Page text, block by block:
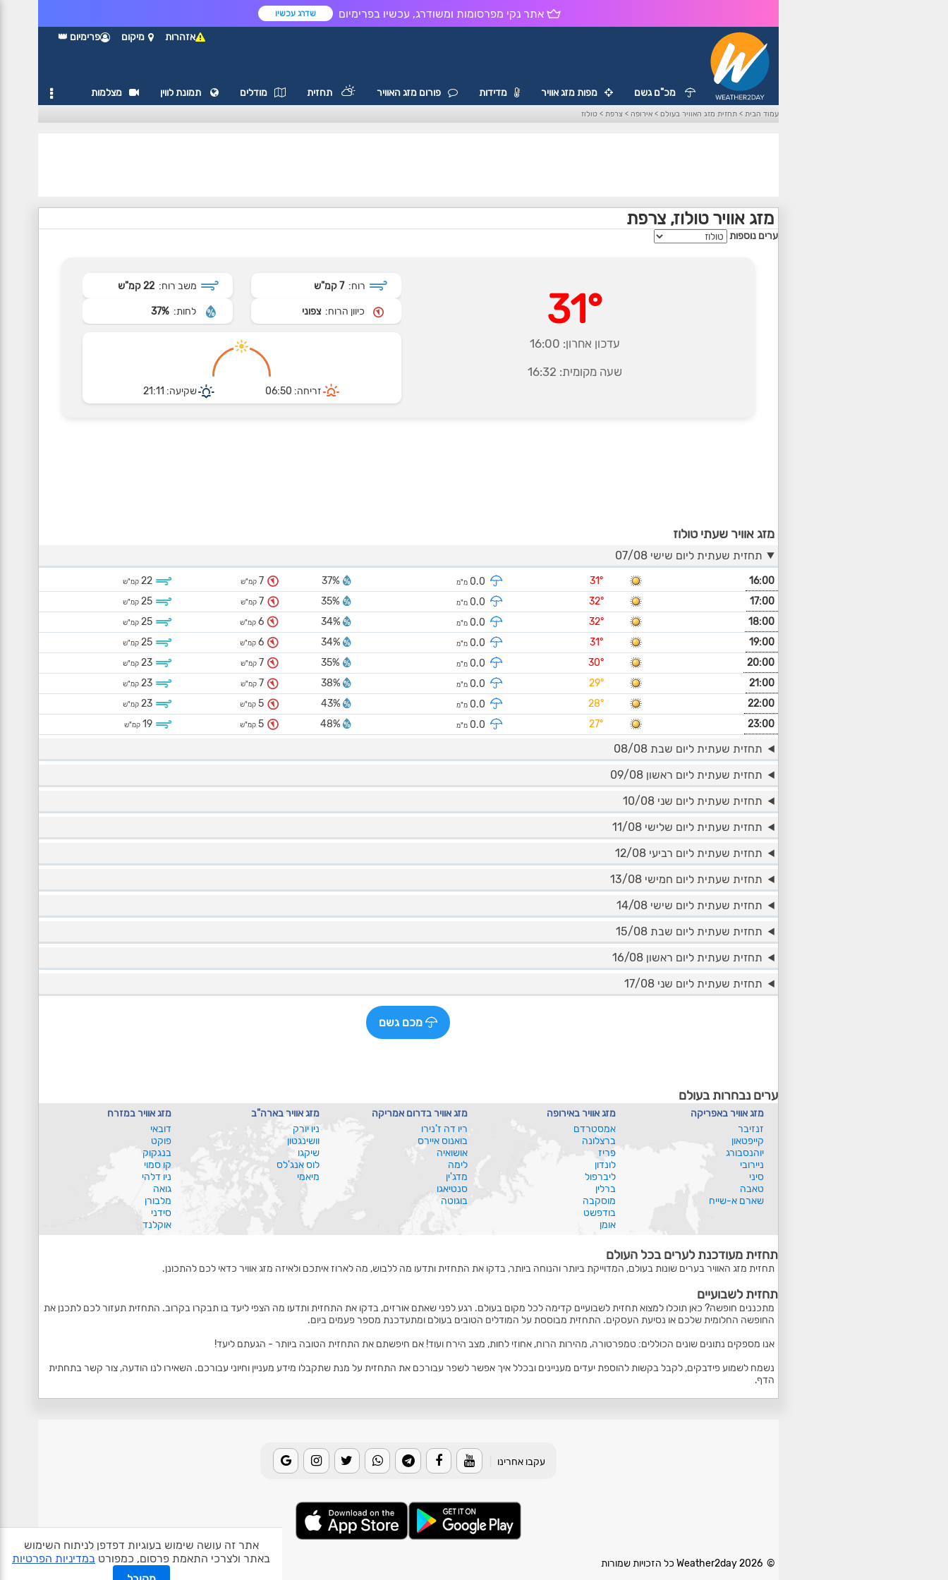
אתר זה עושה שימוש בעוגיות דפדפן לניתוח השימוש
באתר ולצרכי התאמת פרסום, כמפורט במדיניות הפרטיות
אתר נקי מפרסומות ומשודרג, עכשיו בפרימיום שדרג עכשיו
אזהרות מיקום פרימיום 👑
מכ"ם גשם מפות מזג אוויר מדידות פורום מזג האוויר תחזית מודלים תמונת לווין מצלמות
עמוד הבית >תחזית מזג האוויר בעולם >אירופה >צרפת >טולוז
מזג אוויר טולוז, צרפת
ערים נוספות
31°
עדכון אחרון: 16:00
שעה מקומית: 16:32
רוח: 7 קמ"ש משב רוח: 22 קמ"ש
כיוון הרוח: צפוני לחות: 37%
זריחה: 06:50 שקיעה: 21:11
מזג אוויר שעתי טולוז
תחזית שעתית ליום שישי 07/08
16:00
31° מ"מ 37%
7 קמ"ש 22 קמ"ש
17:00
32° מ"מ 35%
7 קמ"ש 25 קמ"ש
18:00
32° מ"מ 34%
6 קמ"ש 25 קמ"ש
19:00
31° מ"מ 34%
6 קמ"ש 25 קמ"ש
20:00
30° מ"מ 35%
7 קמ"ש 23 קמ"ש
21:00
29° מ"מ 38%
7 קמ"ש 23 קמ"ש
22:00
28° מ"מ 43%
5 קמ"ש 23 קמ"ש
23:00
27° מ"מ 48%
5 קמ"ש 19 קמ"ש
תחזית שעתית ליום שבת 08/08
תחזית שעתית ליום ראשון 09/08
תחזית שעתית ליום שני 10/08
תחזית שעתית ליום שלישי 11/08
תחזית שעתית ליום רביעי 12/08
תחזית שעתית ליום חמישי 13/08
תחזית שעתית ליום שישי 14/08
תחזית שעתית ליום שבת 15/08
תחזית שעתית ליום ראשון 16/08
תחזית שעתית ליום שני 17/08
מכם גשם
ערים נבחרות בעולם
מזג אוויר באפריקה
זנזיבר
קייפטאון
יוהנסבורג
ניירובי
סיני
טאבה
שארם א-שייח
מזג אוויר באירופה
אמסטרדם
ברצלונה
פריז
לונדון
ליברפול
ברלין
מוסקבה
בודפשט
אומן
מזג אוויר בדרום אמריקה
ריו דה ז'נירו
בואנוס איירס
אושואיה
לימה
מדג'ין
סנטיאגו
בוגוטה
מזג אוויר בארה"ב
ניו יורק
וושינגטון
שיקגו
לוס אנג'לס
מיאמי
מזג אוויר במזרח
דובאי
פוקט
בנגקוק
קו סמוי
ניו דלהי
גואה
מלבורן
סידני
אוקלנד
תחזית מעודכנת לערים בכל העולם
תחזית מזג האוויר בערים שונות בעולם, המדוייקת ביותר והנוחה ביותר, בדקו את התחזית ותדעו מה ללבוש, מה לארוז איתכם ולאיזה מזג אוויר כדאי לכם להתכונן.
תחזית לשבועיים
מתכננים חופשה? כאן תוכלו למצוא תחזית לשבועיים קדימה לכל מקום בעולם. רגע לפני שאתם אורזים, בדקו את התחזית ותדעו מה הצפי ליעד בו תבקרו בקרוב. התחזית תעזור לכם לתכנן את
החופשה החלומית שלכם או נסיעת העסקים. התחזית מבוססת על המודלים הטובים בעולם ומתעדכנת מספר פעמים ביום.
אנו מספקים נתונים שונים הכוללים: טמפרטורה, מהירות הרוח, אחוזי לחות, מצב הירח ועוד! אם חיפשתם את התחזית הטובה ביותר - הגעתם ליעד!
נשמח לשמוע פידבקים, לקבל בקשות להוספת יעדים מעניינים ובכלל איך אפשר לשפר עבורכם את התחזית על מנת שתקבלו מידע מעניין וחיוני עבורכם. השאירו לנו הודעה, צור קשר בתחתית
הדף.
עקבו אחרינו
© 2026 Weather2day כל הזכויות שמורות אודות האתר פרטיות תנאי שימוש צור קשר בעלי אתרים